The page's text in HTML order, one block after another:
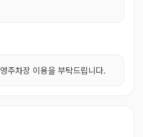
주차장 이용을 부탁드립니다.